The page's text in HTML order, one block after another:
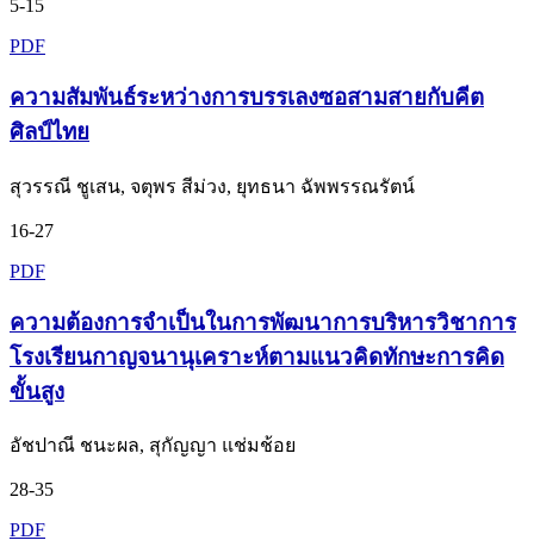
5-15
PDF
ความสัมพันธ์ระหว่างการบรรเลงซอสามสายกับคีต
ศิลป์ไทย
สุวรรณี ชูเสน, จตุพร สีม่วง, ยุทธนา ฉัพพรรณรัตน์
16-27
PDF
ความต้องการจำเป็นในการพัฒนาการบริหารวิชาการ
โรงเรียนกาญจนานุเคราะห์ตามแนวคิดทักษะการคิด
ขั้นสูง
อัชปาณี ชนะผล, สุกัญญา แช่มช้อย
28-35
PDF